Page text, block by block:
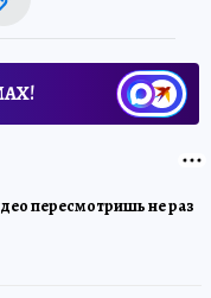
пересмотришь не раз